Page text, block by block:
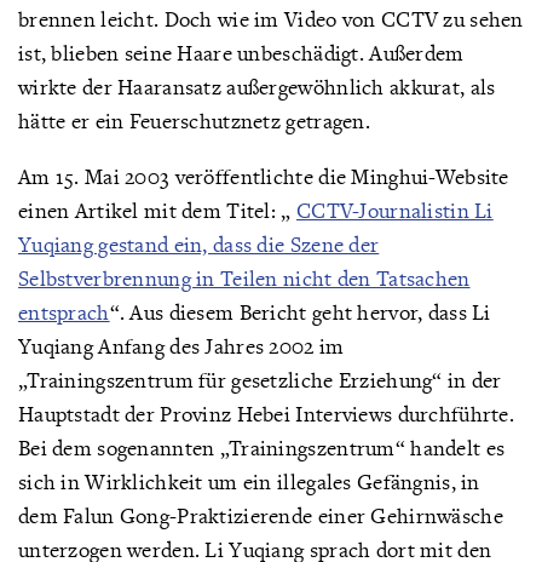
brennen leicht. Doch wie im Video von CCTV zu sehen
ist, blieben seine Haare unbeschädigt. Außerdem
wirkte der Haaransatz außergewöhnlich akkurat, als
hätte er ein Feuerschutznetz getragen.
Am 15. Mai 2003 veröffentlichte die Minghui-Website
einen Artikel mit dem Titel: „ CCTV-Journalistin Li
Yuqiang gestand ein, dass die Szene der
Selbstverbrennung in Teilen nicht den Tatsachen
entsprach“. Aus diesem Bericht geht hervor, dass Li
Yuqiang Anfang des Jahres 2002 im
„Trainingszentrum für gesetzliche Erziehung“ in der
Hauptstadt der Provinz Hebei Interviews durchführte.
Bei dem sogenannten „Trainingszentrum“ handelt es
sich in Wirklichkeit um ein illegales Gefängnis, in
dem Falun Gong-Praktizierende einer Gehirnwäsche
unterzogen werden. Li Yuqiang sprach dort mit den